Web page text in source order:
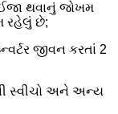
થવાનું જોખમ
રહેલું છે;
જીવન કરતાં 2
સ્વીચો અને અન્ય